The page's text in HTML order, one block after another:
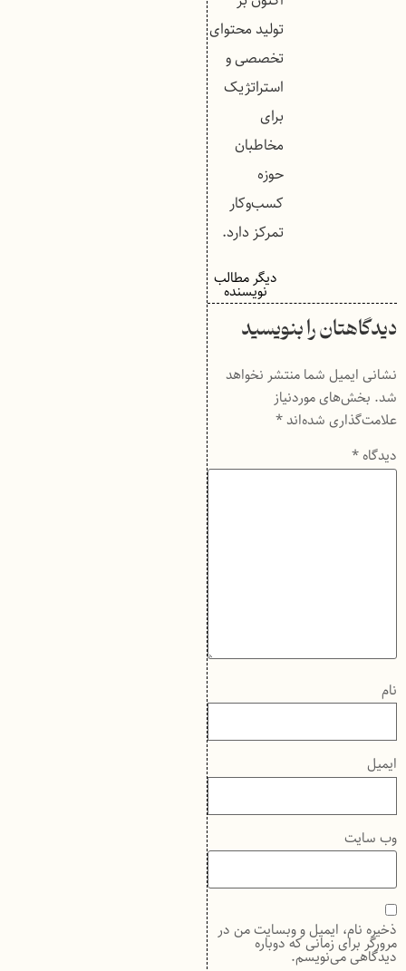
تولید محتوای
تخصصی و
استراتژیک
برای
مخاطبان
حوزه
کسب‌وکار
تمرکز دارد.
دیگر مطالب
نویسنده
دیدگاهتان را بنویسید
نشانی ایمیل شما منتشر نخواهد
شد. بخش‌های موردنیاز
علامت‌گذاری شده‌اند*
دیدگاه*
نام
ایمیل
وب‌ سایت
ذخیره نام، ایمیل و وبسایت من در
مرورگر برای زمانی که دوباره
دیدگاهی می‌نویسم.